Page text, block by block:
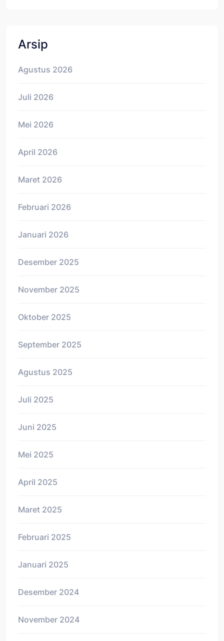
Arsip
Agustus 2026
Juli 2026
Mei 2026
April 2026
Maret 2026
Februari 2026
Januari 2026
Desember 2025
November 2025
Oktober 2025
September 2025
Agustus 2025
Juli 2025
Juni 2025
Mei 2025
April 2025
Maret 2025
Februari 2025
Januari 2025
Desember 2024
November 2024